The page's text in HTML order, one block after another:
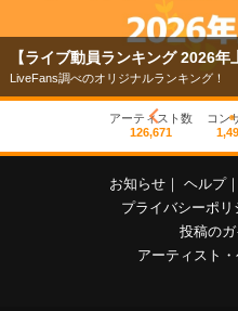
【ライブ動員ランキング 2026年
LiveFans調べのオリジナルランキング！
アーティスト数
126,671
コン
お知らせ ヘルプ
プライバシーポリ
投稿の
アーティスト